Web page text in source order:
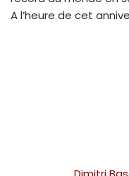
A l’heure de cet